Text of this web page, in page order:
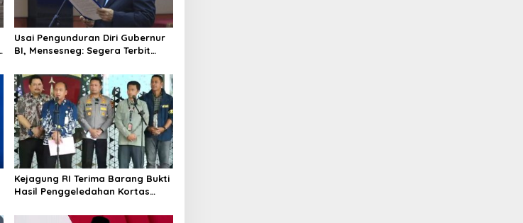
Usai Pengunduran Diri Gubernur
BI, Mensesneg: Segera Terbit
Hormat
Kejagung RI Terima Barang Bukti
Hasil Penggeledahan Kortas